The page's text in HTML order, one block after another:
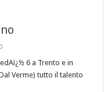
0
6 a Trento e in
Verme) tutto il talento